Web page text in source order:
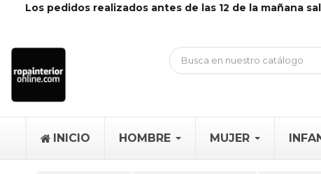
Los pedidos realizados antes de las 12 de la mañana
INICIO HOMBRE MUJER